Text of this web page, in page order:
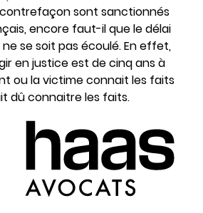
sont sanctionnés
encore faut-il que le délai
se soit pas écoulé. En effet,
en justice est de cinq ans à
ou la victime connait les faits
dû connaitre les faits.